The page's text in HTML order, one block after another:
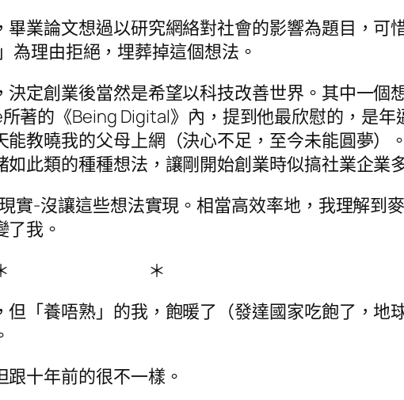
業論文想過以研究網絡對社會的影響為題目，可
理由拒絕，埋葬掉這個想法。
定創業後當然是希望以科技改善世界。其中一個
著的《Being Digital》內，提到他最欣慰的，是
教曉我的父母上網（決心不足，至今未能圓夢）
此類的種種想法，讓剛開始創業時似搞社業企業
實-沒讓這些想法實現。相當高效率地，我理解到
我。
＊
「養唔熟」的我，飽暖了（發達國家吃飽了，地
十年前的很不一樣。